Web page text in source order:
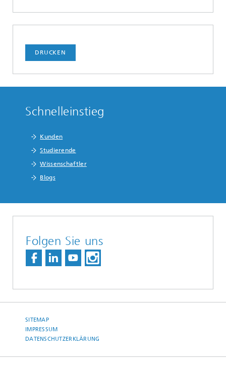
DRUCKEN
Schnelleinstieg
Kunden
Studierende
Wissenschaftler
Blogs
Folgen Sie uns
SITEMAP
IMPRESSUM
DATENSCHUTZERKLÄRUNG